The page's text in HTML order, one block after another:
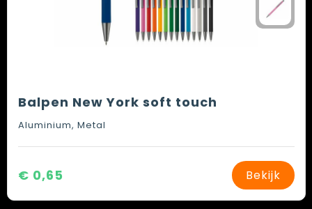
Balpen New York soft touch
Aluminium, Metal
€ 0,65 Bekijk